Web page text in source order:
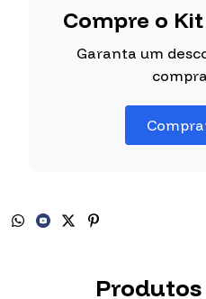
Compre o
Garanta um